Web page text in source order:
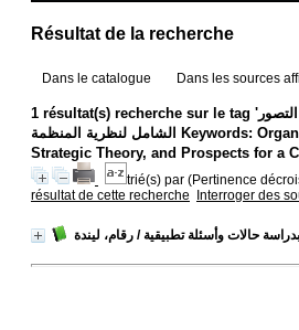
Résultat de la recherche
Dans le catalogue Dans les sources
1 résultat(s) recherche sur le tag 'المنظمة، النظرية، النظريات الإدارية، النظريات الاقتصادية للمنظمة، النظرية الاستراتيجية وآفاق التصور
الشامل لنظرية المنظمة Keywords: Organization, Theory, Management Theories, Economic Theories of the Organization,
Strategic Theory, and Prospects for a
trié(s) par (Pertinence
résultat de cette recherche
Interroger des
حالات وأسئلة تطبيقية / رقام، ليندة